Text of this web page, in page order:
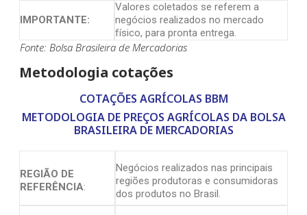
IMPORTANTE:
Valores coletados se referem a
negócios realizados no mercado
físico, para pronta entrega.
Fonte: Bolsa Brasileira de Mercadorias
Metodologia cotações
COTAÇÕES AGRÍCOLAS BBM
METODOLOGIA DE PREÇOS AGRÍCOLAS DA BOLSA
BRASILEIRA DE MERCADORIAS
REGIÃO DE
REFERÊNCIA:
Negócios realizados nas principais
regiões produtoras e consumidoras
dos produtos no Brasil.